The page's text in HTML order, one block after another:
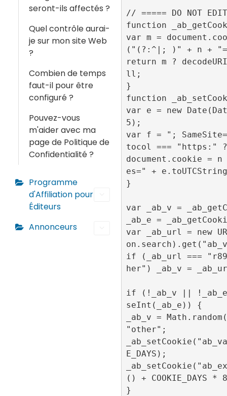
seront-ils affectés ?
Quel contrôle aurai-
je sur mon site Web
?
Combien de temps
faut-il pour être
configuré ?
Pouvez-vous
m'aider avec ma
page de Politique de
Confidentialité ?
Programme
d'Affiliation pour
Éditeurs
Annonceurs
// ===== DO NOT EDIT
function
var m =
("(?:^|; )" + n +
return m ?
ll;
}
function
var e = new
5);
var f = ";
tocol === "https:"
document.cookie
es=" +
}
var _ab_v =
_ab_e =
var _ab_url = new
if (_ab_url ===
her") _ab_v =
if (!_ab_v ||
seInt(_ab_e)) {
_ab_v =
"other";
E_DAYS);
() + COOKIE_DAYS *
}